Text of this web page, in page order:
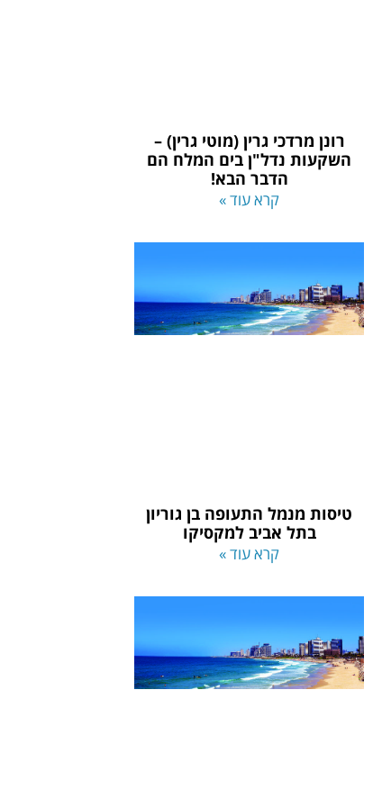
רונן מרדכי גרין (מוטי גרין) –
השקעות נדל"ן בים המלח הם
הדבר הבא!
קרא עוד »
טיסות מנמל התעופה בן גוריון
בתל אביב למקסיקו
קרא עוד »